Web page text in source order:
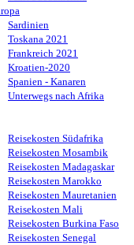
Sardinien
Toskana 2021
Frankreich 2021
Kroatien-2020
Spanien - Kanaren
Unterwegs nach Afrika
Reisekosten Südafrika
Reisekosten Mosambik
Reisekosten Madagaskar
Reisekosten Marokko
Reisekosten Mauretanien
Reisekosten Mali
Reisekosten Burkina Faso
Reisekosten Senegal